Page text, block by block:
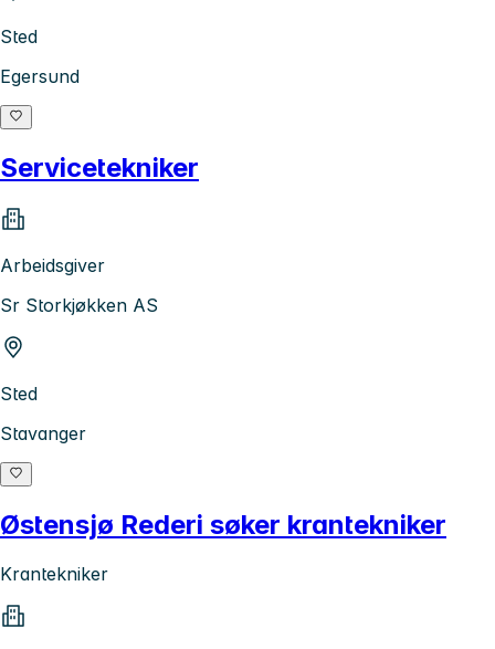
Sted
Egersund
Servicetekniker
Arbeidsgiver
Sr Storkjøkken AS
Sted
Stavanger
Østensjø Rederi søker krantekniker
Krantekniker